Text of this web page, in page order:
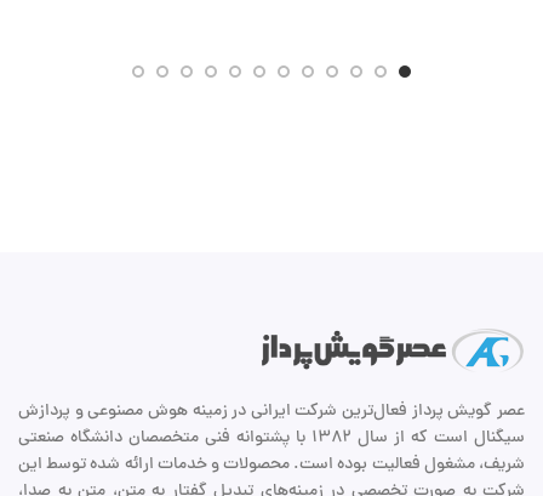
عصر گویش پرداز فعال‌ترین شرکت ایرانی در زمینه هوش مصنوعی و پردازش
سیگنال است که از سال ۱۳۸۲ با پشتوانه فنی متخصصان دانشگاه صنعتی
شریف، مشغول فعالیت بوده است. محصولات و خدمات ارائه شده توسط این